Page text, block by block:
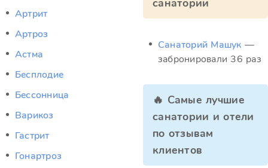
Артрит
Артроз
Астма
Бесплодие
Бессонница
Варикоз
Гастрит
Гонартроз
санатории
Санаторий Машук —
забронировали 36 раз
🔥 Самые лучшие
санатории и отели
по отзывам
клиентов